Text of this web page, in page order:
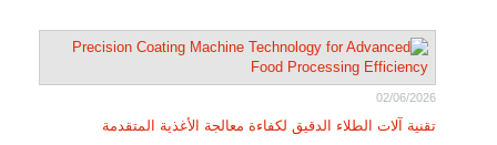
02/06/2026
تقنية آلات الطلاء الدقيق لكفاءة معالجة الأغذية المتقدمة